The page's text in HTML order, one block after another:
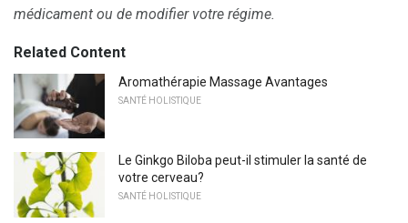
médicament ou de modifier votre régime.
Related Content
Aromathérapie Massage Avantages
SANTÉ HOLISTIQUE
Le Ginkgo Biloba peut-il stimuler la santé de
votre cerveau?
SANTÉ HOLISTIQUE